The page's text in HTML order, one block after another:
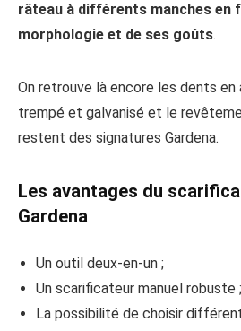
râteau à différents manches en
morphologie et de ses goûts.
On retrouve là encore les dents en
trempé et galvanisé et le
restent des signatures Gardena.
Les avantages du
Gardena
Un outil deux-en-un ;
Un scarificateur manuel robuste ;
La possibilité de choisir